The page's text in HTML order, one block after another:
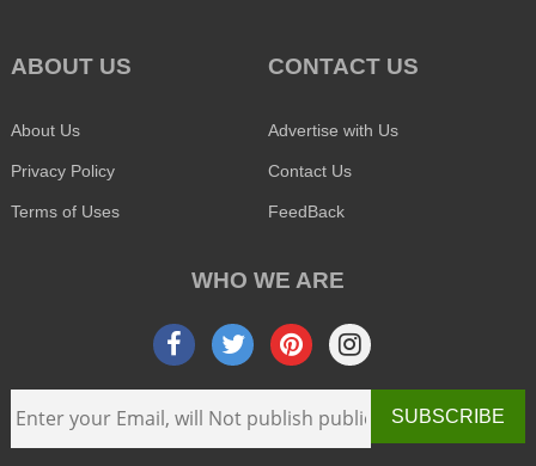
ABOUT US
About Us
Privacy Policy
Terms of Uses
CONTACT US
Advertise with Us
Contact Us
FeedBack
WHO WE ARE
SUBSCRIBE